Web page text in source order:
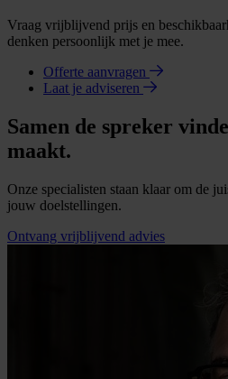
Vraag vrijblijvend prijs en
denken persoonlijk met je mee.
Offerte aanvragen
Laat je adviseren
Samen de spreker
maakt.
Onze specialisten staan klaar om de
jouw doelstellingen.
Ontvang vrijblijvend advies